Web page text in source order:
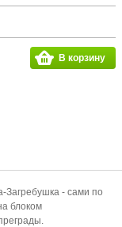
В корзину
- сами по
блоком